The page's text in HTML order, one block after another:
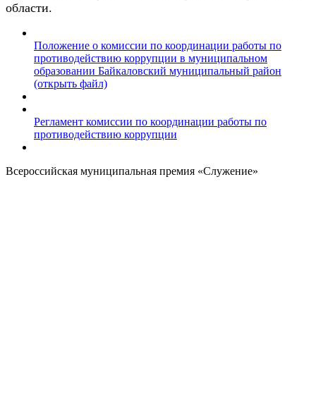
области.
Положение о комиссии по координации работы по
противодействию коррупции в муниципальном
образовании Байкаловский муниципальный район
(открыть файл)
Регламент комиссии по координации работы по
противодействию коррупции
Всероссийская муниципальная премия «Служение»